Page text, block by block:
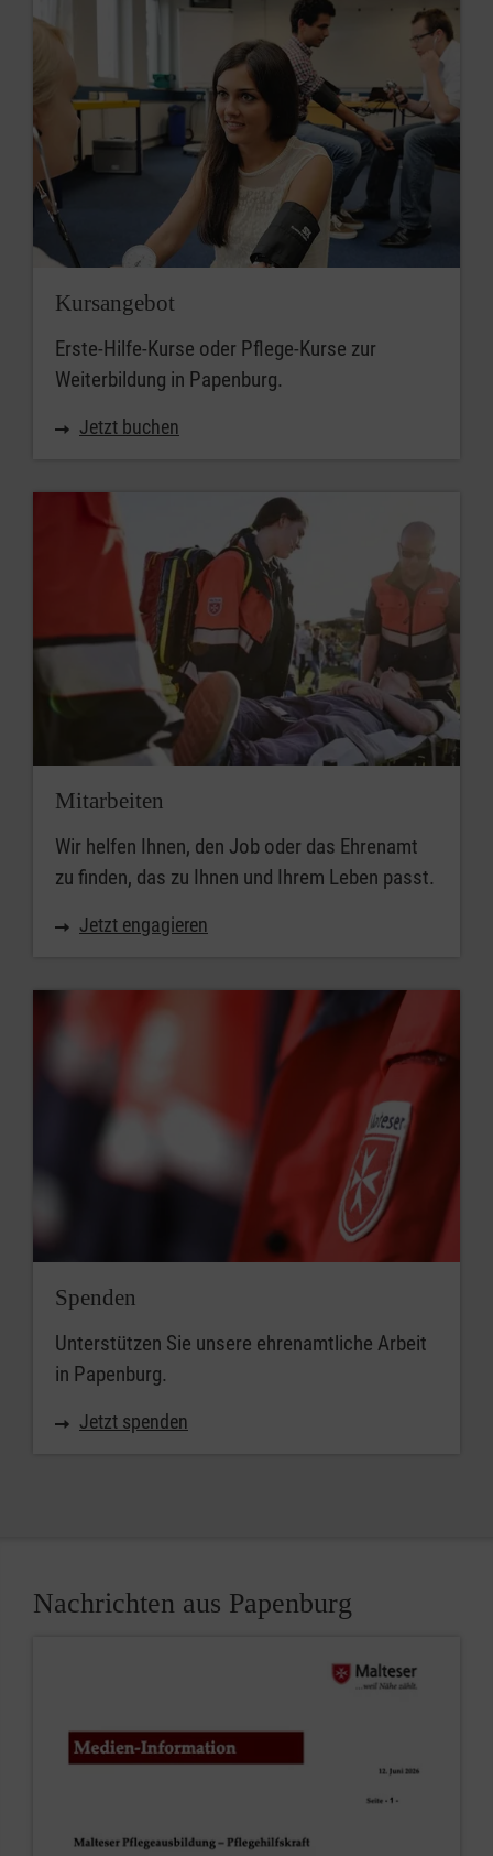
Kursangebot
Erste-Hilfe-Kurse oder Pflege-Kurse zur
Weiterbildung in Papenburg.
Jetzt buchen
Mitarbeiten
Wir helfen Ihnen, den Job oder das Ehrenamt
zu finden, das zu Ihnen und Ihrem Leben passt.
Jetzt engagieren
Spenden
Unterstützen Sie unsere ehrenamtliche Arbeit
in Papenburg.
Jetzt spenden
Nachrichten aus Papenburg